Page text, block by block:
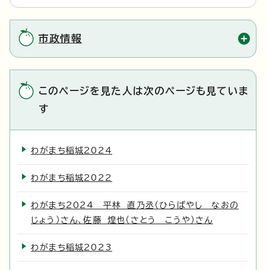
市政情報
このページを見た人は次のページも見ていま
す
わがまち稲城2024
わがまち稲城2022
わがまち2024 平林 直乃丞（ひらばやし なおの
じょう）さん、佐藤 煌也（さとう こうや）さん
わがまち稲城2023